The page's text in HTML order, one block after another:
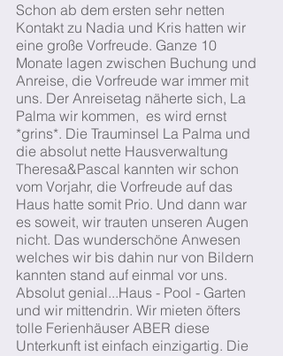
Schon ab dem ersten sehr netten
Kontakt zu Nadia und Kris hatten wir
eine große Vorfreude. Ganze 10
Monate lagen zwischen Buchung und
Anreise, die Vorfreude war immer mit
uns. Der Anreisetag näherte sich, La
Palma wir kommen, es wird ernst
*grins*. Die Trauminsel La Palma und
die absolut nette Hausverwaltung
Theresa&Pascal kannten wir schon
vom Vorjahr, die Vorfreude auf das
Haus hatte somit Prio. Und dann war
es soweit, wir trauten unseren Augen
nicht. Das wunderschöne Anwesen
welches wir bis dahin nur von Bildern
kannten stand auf einmal vor uns.
Absolut genial...Haus - Pool - Garten
und wir mittendrin. Wir mieten öfters
tolle Ferienhäuser ABER diese
Unterkunft ist einfach einzigartig. Die